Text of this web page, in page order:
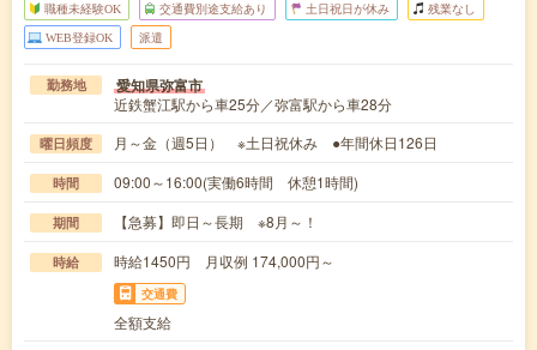
職種未経験OK 交通費別途支給あり 土日祝日が休み 残業なし
WEB登録OK 派遣
勤務地 愛知県弥富市
近鉄蟹江駅から車25分／弥富駅から車28分
曜日頻度 月～金（週5日） ※土日祝休み ●年間休日126日
時間 09:00～16:00(実働6時間 休憩1時間)
期間 【急募】即日～長期 ※8月～！
時給 時給1450円 月収例 174,000円～
交通費
全額支給